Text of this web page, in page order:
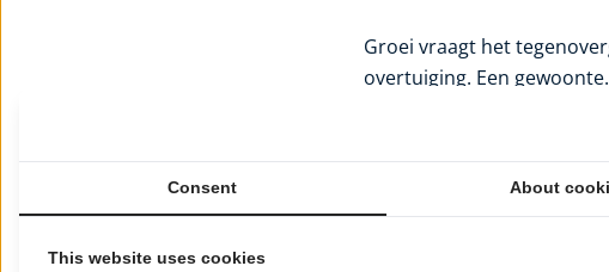
Groei vraagt het
overtuiging. Een
Niet groot, niet
Consent About
This website uses cookies